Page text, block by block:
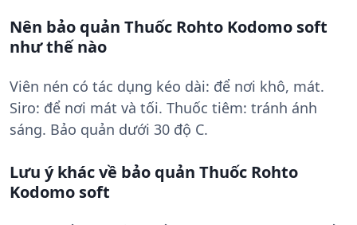
Nên bảo quản Thuốc Rohto Kodomo soft
như thế nào
Viên nén có tác dụng kéo dài: để nơi khô, mát.
Siro: để nơi mát và tối. Thuốc tiêm: tránh ánh
sáng. Bảo quản dưới 30 độ C.
Lưu ý khác về bảo quản Thuốc Rohto
Kodomo soft